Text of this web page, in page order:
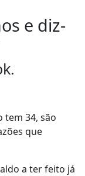
e diz-
tem 34, são
que
a ter feito já